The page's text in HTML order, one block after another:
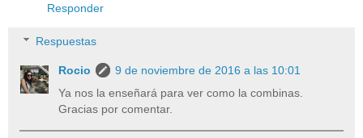
Responder
Respuestas
Rocio
9 de noviembre de 2016 a las 10:01
Ya nos la enseñará para ver como la combinas.
Gracias por comentar.